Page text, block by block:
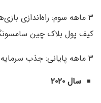
کیف پول بلاک چین
۳ ماهه پایانی: جذب سرمایه ۱ میلیارد وون از سرمایه‌گذاران کره‌ای
سال ۲۰۲۰